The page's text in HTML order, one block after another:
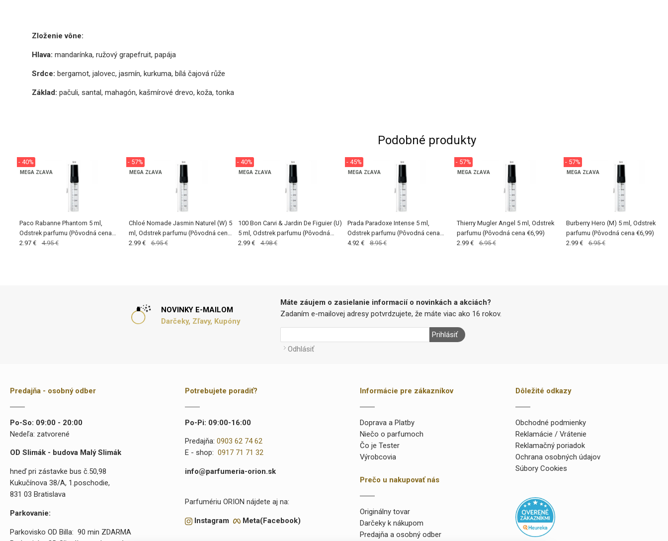
Zloženie vône:
Hlava: mandarínka, ružový grapefruit, papája
Srdce: bergamot, jalovec, jasmín, kurkuma, bílá čajová růže
Základ: pačuli, santal, mahagón, kašmírové drevo, koža, tonka
Podobné produkty
Paco Rabanne Phantom 5 ml,
Odstrek parfumu (Pôvodná cena
€4,99)
MEGA ZĽAVA
- 40%
2.97 € 4.95 €
Chloé Nomade Jasmin Naturel (W) 5
ml, Odstrek parfumu (Pôvodná cena
6,99)
MEGA ZĽAVA
- 57%
2.99 € 6.95 €
100 Bon Carvi & Jardin De Figuier (U)
5 ml, Odstrek parfumu (Pôvodná
cena €4,99)
MEGA ZĽAVA
- 40%
2.99 € 4.98 €
Prada Paradoxe Intense 5 ml,
Odstrek parfumu (Pôvodná cena
€8,99)
MEGA ZĽAVA
- 45%
4.92 € 8.95 €
Thierry Mugler Angel 5 ml, Odstrek
parfumu (Pôvodná cena €6,99)
MEGA ZĽAVA
- 57%
2.99 € 6.95 €
Burberry Hero (M) 5 ml, Odstrek
parfumu (Pôvodná cena €6,99)
MEGA ZĽAVA
- 57%
2.99 € 6.95 €
NOVINKY E-MAILOM
Darčeky, Zľavy, Kupóny
Máte záujem o zasielanie informacií o novinkách a akciách?
Zadaním e-mailovej adresy potvrdzujete, že máte viac ako 16 rokov.
Prihlásiť
Odhlásiť
Predajňa - osobný odber
Po-So: 09:00 - 20:00
Nedeľa: zatvorené
OD Slimák - budova Malý Slimák
hneď pri zástavke bus č.50,98
Kukučínova 38/A, 1.poschodie,
831 03 Bratislava
Parkovanie:
Parkovisko OD Billa: 90 min ZDARMA
Potrebujete poradiť?
Po-Pi: 09:00-16:00
Predajňa:0903 62 74 62
E - shop:0917 71 71 32
info@parfumeria-orion.sk
Parfumériu ORION nájdete aj na:
Instagram Meta(Facebook)
Informácie pre zákazníkov
Doprava a Platby
Niečo o parfumoch
Čo je Tester
Výrobcovia
Prečo u nakupovať nás
Originálny tovar
Darčeky k nákupom
Predajňa a osobný odber
Dôležité odkazy
Obchodné podmienky
Reklamácie / Vrátenie
Reklamačný poriadok
Ochrana osobných údajov
Súbory Cookies